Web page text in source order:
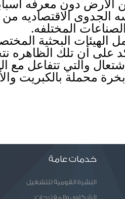
المختلفه.
خدمات عامة
النشرة القومية للتشغيل
الشكاوى والمقترحات